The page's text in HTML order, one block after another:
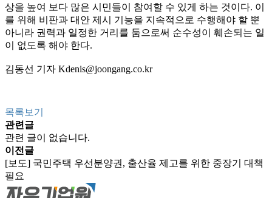
상을 높여 보다 많은 시민들이 참여할 수 있게 하는 것이다. 이
를 위해 비판과 대안 제시 기능을 지속적으로 수행해야 할 뿐
아니라 권력과 일정한 거리를 둠으로써 순수성이 훼손되는 일
이 없도록 해야 한다.
김동선 기자 Kdenis@joongang.co.kr
목록보기
관련글
관련 글이 없습니다.
이전글
[보도] 국민주택 우선분양권, 출산율 제고를 위한 중장기 대책
필요